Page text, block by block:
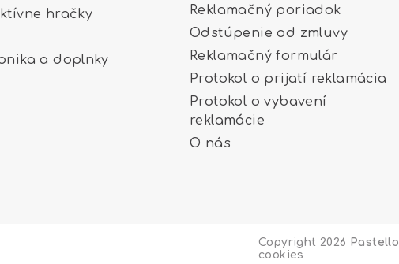
hračky
a doplnky
Reklamačný poriadok
Odstúpenie od zmluvy
Reklamačný formulár
Protokol o prijatí reklamácia
Protokol o vybavení
reklamácie
O nás
Copyright 2026 Pastello
cookies